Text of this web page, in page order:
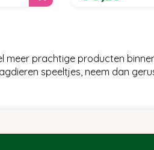
meer prachtige producten
speeltjes, neem dan